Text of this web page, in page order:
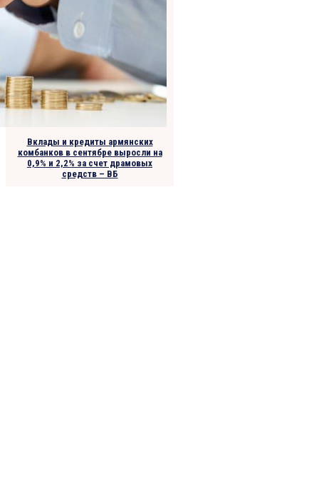
Вклады и кредиты армянских
комбанков в сентябре выросли на
0,9% и 2,2% за счет драмовых
средств – ВБ